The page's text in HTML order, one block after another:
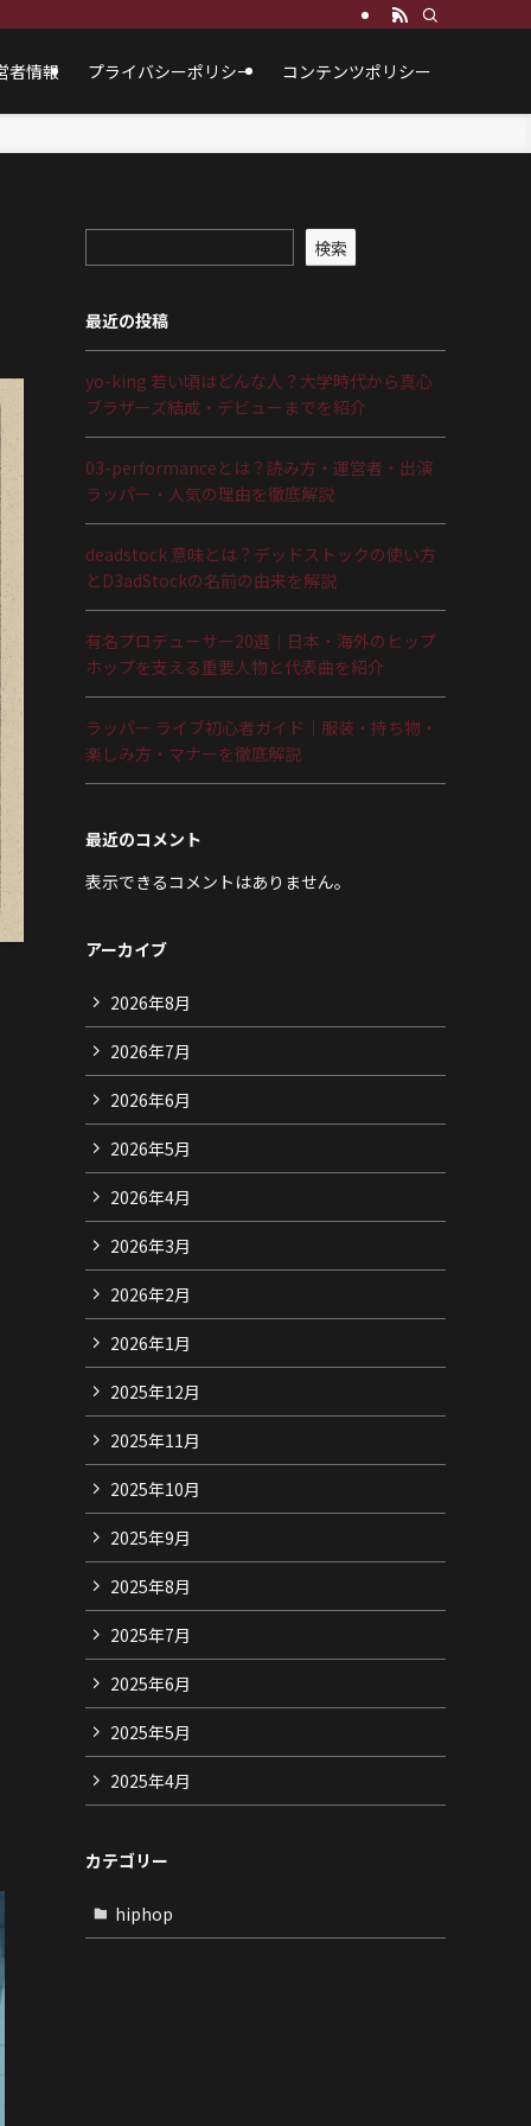
者情報 プライバシーポリシー コンテンツポリシー
検索
最近の投稿
yo-king 若い頃はどんな人？大学時代から真心
ブラザーズ結成・デビューまでを紹介
03-performanceとは？読み方・運営者・出演
ラッパー・人気の理由を徹底解説
deadstock 意味とは？デッドストックの使い方
とD3adStockの名前の由来を解説
有名プロデューサー20選｜日本・海外のヒップ
ホップを支える重要人物と代表曲を紹介
ラッパー ライブ初心者ガイド｜服装・持ち物・
楽しみ方・マナーを徹底解説
最近のコメント
表示できるコメントはありません。
アーカイブ
2026年8月
2026年7月
2026年6月
2026年5月
2026年4月
2026年3月
2026年2月
2026年1月
2025年12月
2025年11月
2025年10月
2025年9月
2025年8月
2025年7月
2025年6月
2025年5月
2025年4月
カテゴリー
hiphop